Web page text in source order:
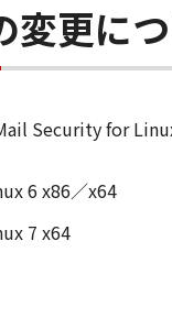
変更に
Security for
6 x86／x64
7 x64